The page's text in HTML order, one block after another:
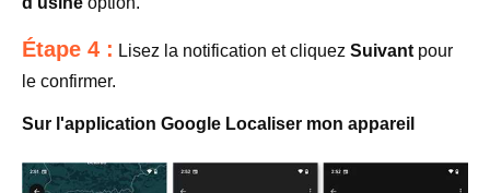
Étape 4 : Lisez la notification et cliquez Suivant pour
le confirmer.
Sur l'application Google Localiser mon appareil